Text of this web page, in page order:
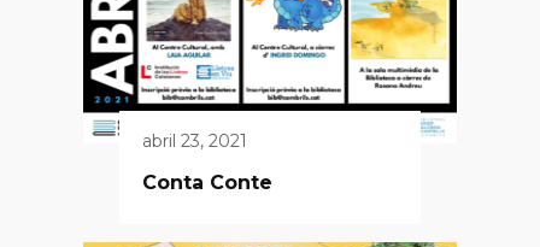
abril 23, 2021
Conta Conte